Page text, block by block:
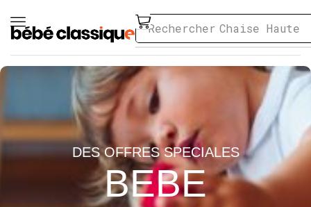
Rechercher Chaise Haute
DES OFFRES SPECIALES
BEBE